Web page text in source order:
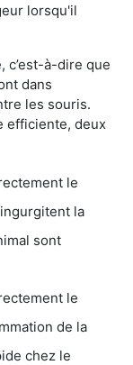
lorsqu'il
c’est-à-dire que
dans
les souris.
efficiente, deux
le
la
sont
le
de la
chez le